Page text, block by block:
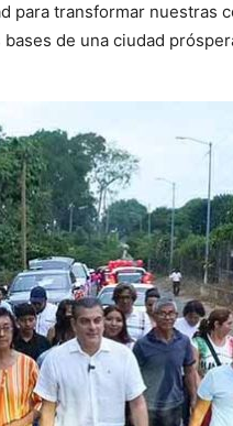
para transformar nuestras
de una ciudad